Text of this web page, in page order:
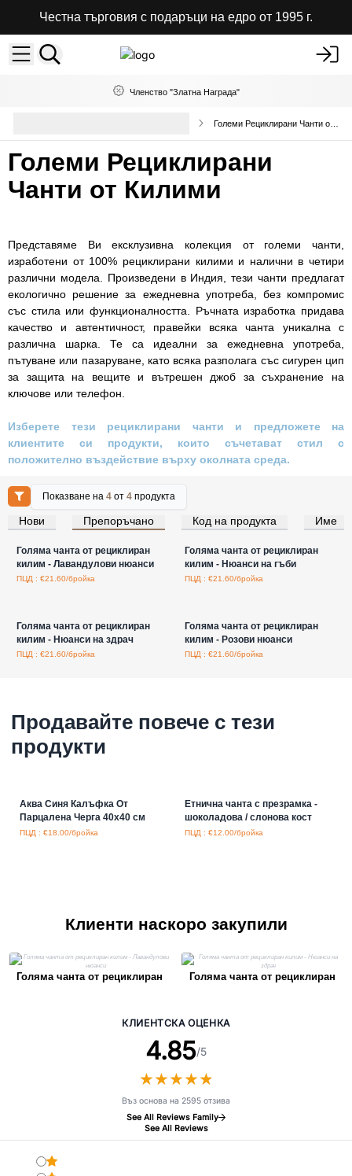
Честна търговия с подаръци на едро от 1995 г.
Членство "Златна Награда"
Големи Рециклирани Чанти от Килими
Големи Рециклирани
Чанти от Килими
Представяме Ви ексклузивна колекция от големи чанти,
изработени от 100% рециклирани килими и налични в четири
различни модела. Произведени в Индия, тези чанти предлагат
екологично решение за ежедневна употреба, без компромис
със стила или функционалността. Ръчната изработка придава
качество и автентичност, правейки всяка чанта уникална с
различна шарка. Те са идеални за ежедневна употреба,
пътуване или пазаруване, като всяка разполага със сигурен цип
за защита на вещите и вътрешен джоб за съхранение на
ключове или телефон.
Изберете тези рециклирани чанти и предложете на
клиентите си продукти, които съчетават стил с
положително въздействие върху околната среда.
Показване на4 от4 продукта
Нови Препоръчано Код на продукта Име
Влезте за цени на едро
Голяма чанта от рециклиран
килим - Лавандулови нюанси
ПЦД : €21.60/бройка
Влезте за цени на едро
Голяма чанта от рециклиран
килим - Нюанси на гъби
ПЦД : €21.60/бройка
Голяма чанта от рециклиран
килим - Нюанси на здрач
ПЦД : €21.60/бройка
Голяма чанта от рециклиран
килим - Розови нюанси
ПЦД : €21.60/бройка
Продавайте повече с тези
продукти
Аква Синя Калъфка От
Парцалена Черга 40х40 см
ПЦД : €18.00/бройка
Етнична чанта с презрамка -
шоколадова / слонова кост
ПЦД : €12.00/бройка
Клиенти наскоро закупили
Голяма чанта от рециклиран
Голяма чанта от рециклиран
КЛИЕНТСКА ОЦЕНКА
4.85/5
★★★★★
★★★★★
Въз основа на 2595 отзива
See All Reviews Family
See All Reviews